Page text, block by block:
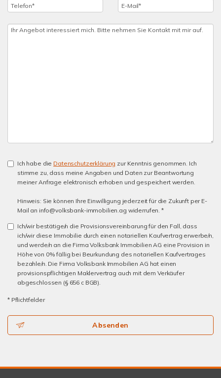
Ich habe die Datenschutzerklärung zur Kenntnis genommen. Ich
stimme zu, dass meine Angaben und Daten zur Beantwortung
meiner Anfrage elektronisch erhoben und gespeichert werden.
Hinweis: Sie können Ihre Einwilligung jederzeit für die Zukunft per E-
Mail an info@volksbank-immobilien.ag widerrufen. *
Ich/wir bestätige/n die Provisionsvereinbarung für den Fall, dass
ich/wir diese Immobilie durch einen notariellen Kaufvertrag erwerbe/n,
und werde/n an die Firma Volksbank Immobilien AG eine Provision in
Höhe von 0% fällig bei Beurkundung des notariellen Kaufvertrages
bezahle/n. Die Firma Volksbank Immobilien AG hat einen
provisionspflichtigen Maklervertrag auch mit dem Verkäufer
abgeschlossen (§ 656 c BGB).
* Pflichtfelder
Absenden